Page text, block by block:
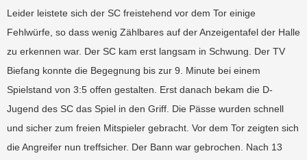
Leider leistete sich der SC freistehend vor dem Tor einige
Fehlwürfe, so dass wenig Zählbares auf der Anzeigentafel der Halle
zu erkennen war. Der SC kam erst langsam in Schwung. Der TV
Biefang konnte die Begegnung bis zur 9. Minute bei einem
Spielstand von 3:5 offen gestalten. Erst danach bekam die D-
Jugend des SC das Spiel in den Griff. Die Pässe wurden schnell
und sicher zum freien Mitspieler gebracht. Vor dem Tor zeigten sich
die Angreifer nun treffsicher. Der Bann war gebrochen. Nach 13